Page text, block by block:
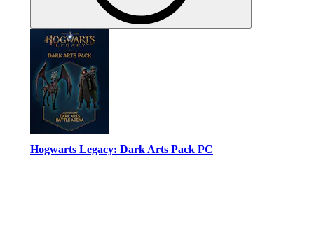
Hogwarts Legacy: Dark Arts Pack PC